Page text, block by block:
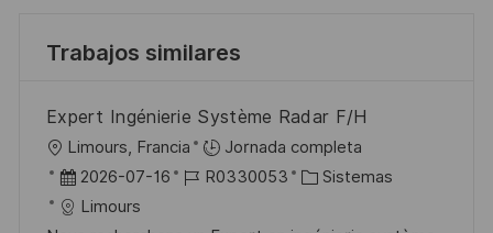
Trabajos similares
Expert Ingénierie Système Radar F/H
U
b
Limours, Francia
Jornada completa
F
e
2026-07-16
I
R0330053
C Sistemas
Limours